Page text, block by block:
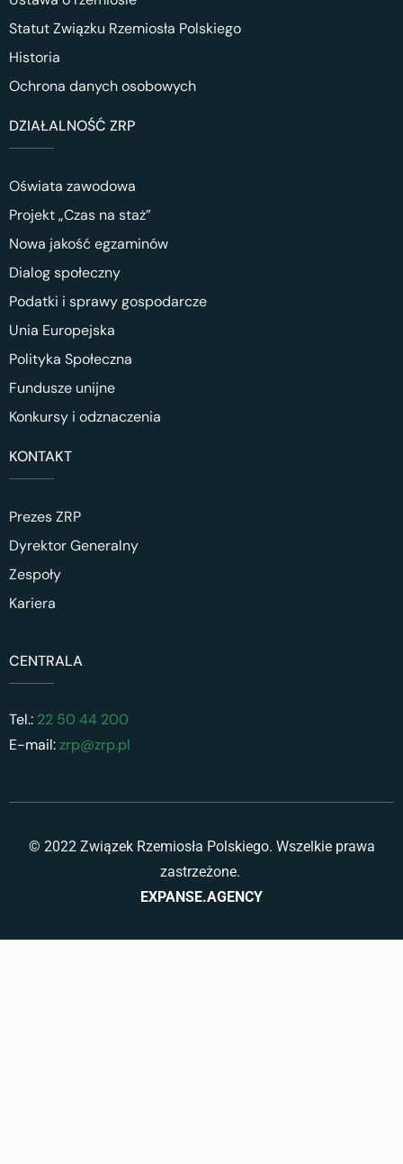
Statut Związku Rzemiosła Polskiego
Historia
Ochrona danych osobowych
DZIAŁALNOŚĆ ZRP
Oświata zawodowa
Projekt „Czas na staż”
Nowa jakość egzaminów
Dialog społeczny
Podatki i sprawy gospodarcze
Unia Europejska
Polityka Społeczna
Fundusze unijne
Konkursy i odznaczenia
KONTAKT
Prezes ZRP
Dyrektor Generalny
Zespoły
Kariera
CENTRALA
Tel.: 22 50 44 200
E-mail:zrp@zrp.pl
© 2022 Związek Rzemiosła Polskiego. Wszelkie prawa
zastrzeżone.
EXPANSE.AGENCY